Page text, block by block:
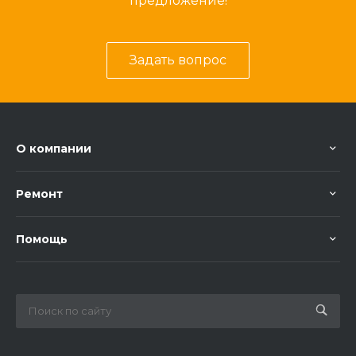
Задать вопрос
О компании
Ремонт
Помощь